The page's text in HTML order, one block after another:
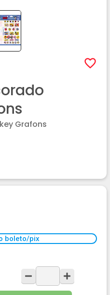
Grafons
boleto/pix